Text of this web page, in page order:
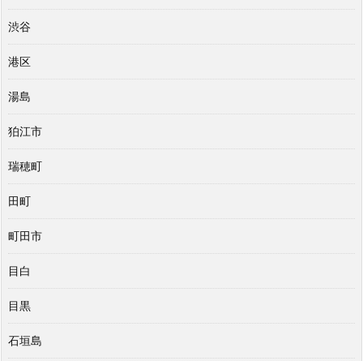
渋谷
港区
湯島
狛江市
瑞穂町
田町
町田市
目白
目黒
石垣島